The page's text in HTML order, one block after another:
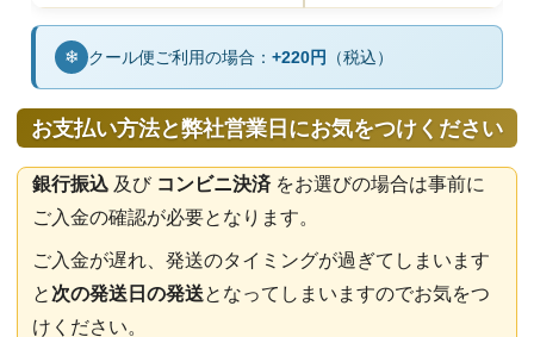
❄ クール便ご利用の場合： +220円 （税込）
お支払い方法と弊社営業日にお気をつけください
銀行振込 及び コンビニ決済をお選びの場合は事前に
ご入金の確認が必要となります。
ご入金が遅れ、発送のタイミングが過ぎてしまいます
と 次の発送日の発送となってしまいますのでお気をつ
けください。